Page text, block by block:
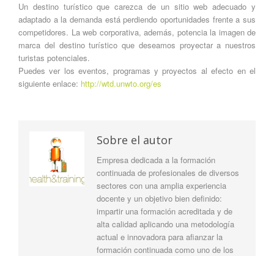
Un destino turístico que carezca de un sitio web adecuado y
adaptado a la demanda está perdiendo oportunidades frente a sus
competidores. La web corporativa, además, potencia la imagen de
marca del destino turístico que deseamos proyectar a nuestros
turistas potenciales.
Puedes ver los eventos, programas y proyectos al efecto en el
siguiente enlace: http://wtd.unwto.org/es
Sobre el autor
Empresa dedicada a la formación
continuada de profesionales de diversos
sectores con una amplia experiencia
docente y un objetivo bien definido:
impartir una formación acreditada y de
alta calidad aplicando una metodología
actual e innovadora para afianzar la
formación continuada como uno de los